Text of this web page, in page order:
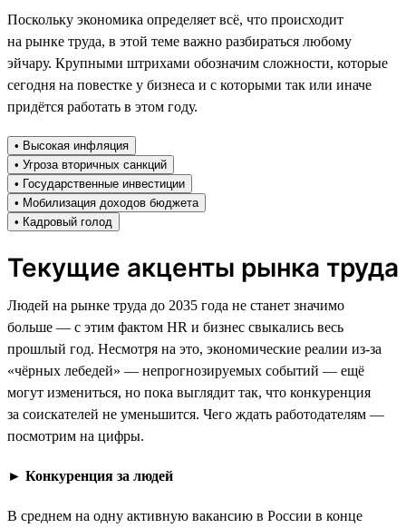
Поскольку экономика определяет всё, что происходит
на рынке труда, в этой теме важно разбираться любому
эйчару. Крупными штрихами обозначим сложности, которые
сегодня на повестке у бизнеса и с которыми так или иначе
придётся работать в этом году.
• Высокая инфляция
• Угроза вторичных санкций
• Государственные инвестиции
• Мобилизация доходов бюджета
• Кадровый голод
Текущие акценты рынка труда
Людей на рынке труда до 2035 года не станет значимо
больше — с этим фактом HR и бизнес свыкались весь
прошлый год. Несмотря на это, экономические реалии из-за
«чёрных лебедей» — непрогнозируемых событий — ещё
могут измениться, но пока выглядит так, что конкуренция
за соискателей не уменьшится. Чего ждать работодателям —
посмотрим на цифры.
► Конкуренция за людей
В среднем на одну активную вакансию в России в конце